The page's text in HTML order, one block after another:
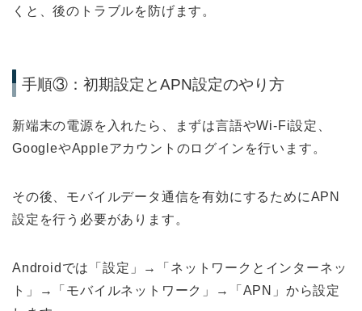
くと、後のトラブルを防げます。
手順③：初期設定とAPN設定のやり方
新端末の電源を入れたら、まずは言語やWi-Fi設定、
GoogleやAppleアカウントのログインを行います。
その後、モバイルデータ通信を有効にするためにAPN
設定を行う必要があります。
Androidでは「設定」→「ネットワークとインターネッ
ト」→「モバイルネットワーク」→「APN」から設定